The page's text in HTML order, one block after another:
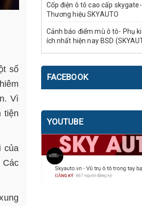
số
Vì
tiện
của
Các
Cốp điện ô tô cao cấp skygate-
Thương hiệu SKYAUTO
Cảnh báo điểm mù ô tô- Phụ
ích nhất hiện nay BSD
FACEBOOK
YOUTUBE